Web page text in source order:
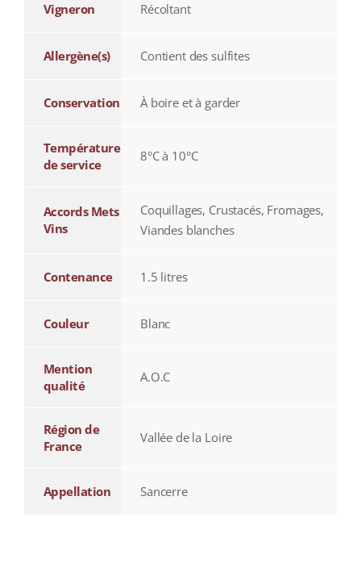
Vigneron Récoltant
Allergène(s) Contient des sulfites
Conservation À boire et à garder
Température
de service
8°C à 10°C
Accords Mets
Vins
Coquillages, Crustacés, Fromages,
Viandes blanches
Contenance 1.5 litres
Couleur Blanc
Mention
qualité
A.O.C
Région de
France
Vallée de la Loire
Appellation Sancerre